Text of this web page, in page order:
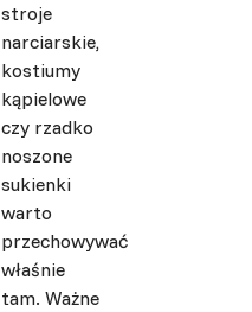
stroje
narciarskie,
kostiumy
kąpielowe
czy rzadko
noszone
sukienki
warto
przechowywać
właśnie
tam. Ważne